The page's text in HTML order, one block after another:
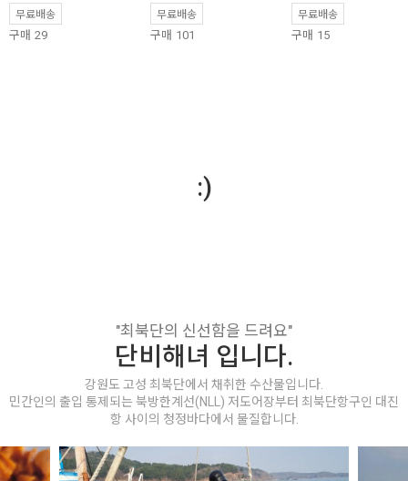
무료배송
구매 29
무료배송
구매 101
무료배송
구매 15
:)
"최북단의 신선함을 드려요"
단비해녀 입니다.
강원도 고성 최북단에서 채취한 수산물입니다.
민간인의 출입 통제되는 북방한계선(NLL) 저도어장부터 최북단항구인 대진
항 사이의 청정바다에서 물질합니다.